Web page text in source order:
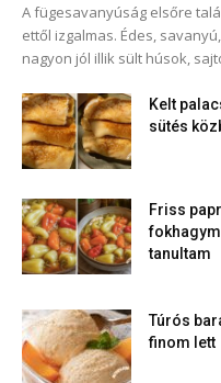
A fügesavanyúság elsőre
ettől izgalmas. Édes,
nagyon jól illik sült húsok,
Kelt
sütés
Friss
tanultam
Túrós
finom lett